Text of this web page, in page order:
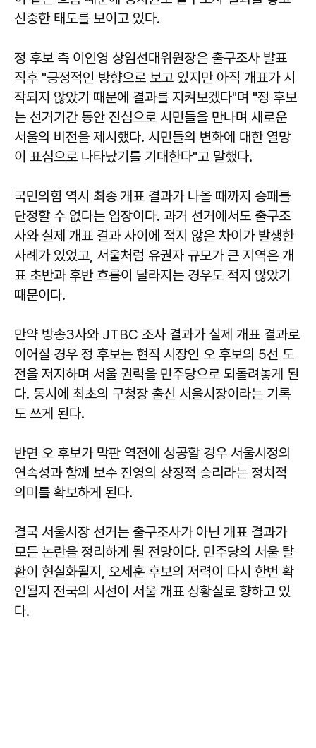
신중한 태도를 보이고 있다.
정 후보 측 이인영 상임선대위원장은 출구조사 발표
직후 "긍정적인 방향으로 보고 있지만 아직 개표가 시
작되지 않았기 때문에 결과를 지켜보겠다"며 "정 후보
는 선거기간 동안 진심으로 시민들을 만나며 새로운
서울의 비전을 제시했다. 시민들의 변화에 대한 열망
이 표심으로 나타났기를 기대한다"고 말했다.
국민의힘 역시 최종 개표 결과가 나올 때까지 승패를
단정할 수 없다는 입장이다. 과거 선거에서도 출구조
사와 실제 개표 결과 사이에 적지 않은 차이가 발생한
사례가 있었고, 서울처럼 유권자 규모가 큰 지역은 개
표 초반과 후반 흐름이 달라지는 경우도 적지 않았기
때문이다.
만약 방송3사와 JTBC 조사 결과가 실제 개표 결과로
이어질 경우 정 후보는 현직 시장인 오 후보의 5선 도
전을 저지하며 서울 권력을 민주당으로 되돌려놓게 된
다. 동시에 최초의 구청장 출신 서울시장이라는 기록
도 쓰게 된다.
반면 오 후보가 막판 역전에 성공할 경우 서울시정의
연속성과 함께 보수 진영의 상징적 승리라는 정치적
의미를 확보하게 된다.
결국 서울시장 선거는 출구조사가 아닌 개표 결과가
모든 논란을 정리하게 될 전망이다. 민주당의 서울 탈
환이 현실화될지, 오세훈 후보의 저력이 다시 한번 확
인될지 전국의 시선이 서울 개표 상황실로 향하고 있
다.